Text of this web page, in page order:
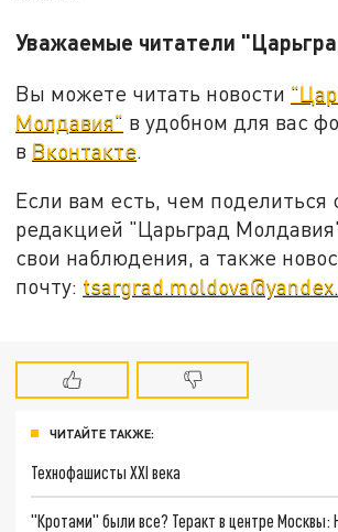
Уважаемые читатели
Вы можете читать новости
Молдавия" в удобном для вас
в Вконтакте.
Если вам есть, чем поделиться
редакцией "Царьград
свои наблюдения, а также
почту:
ЧИТАЙТЕ ТАКЖЕ:
Технофашисты XXI века
"Кротами" были все? Теракт в центре Москвы: